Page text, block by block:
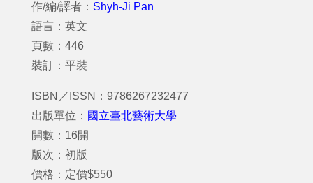
作/編/譯者： Shyh-Ji Pan
語言：英文
頁數：446
裝訂：平裝
ISBN／ISSN：9786267232477
出版單位： 國立臺北藝術大學
開數：16開
版次：初版
價格：定價$550